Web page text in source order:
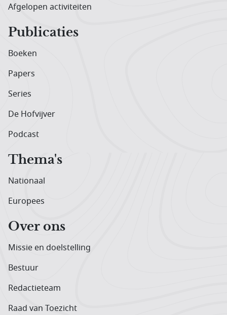
Afgelopen activiteiten
Publicaties
Boeken
Papers
Series
De Hofvijver
Podcast
Thema's
Nationaal
Europees
Over ons
Missie en doelstelling
Bestuur
Redactieteam
Raad van Toezicht